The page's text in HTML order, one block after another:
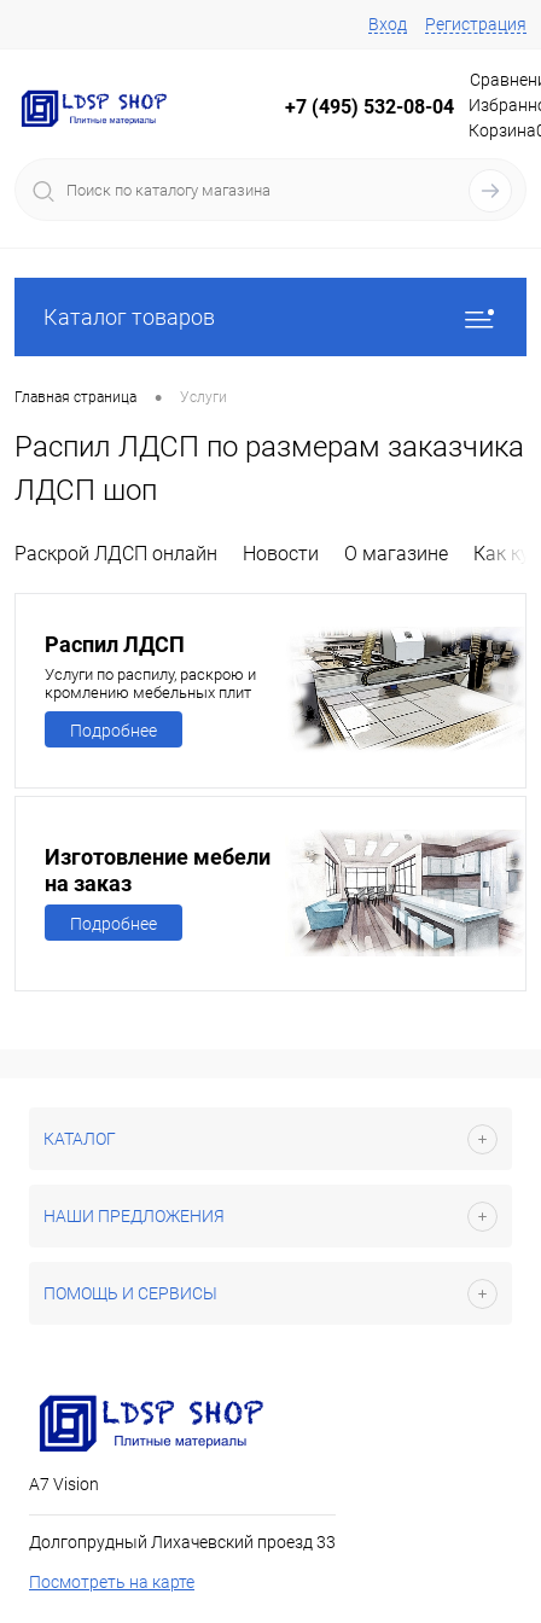
Вход Регистрация
+7 (495) 532-08-04
Корзина
Каталог товаров
Главная страница • Услуги
Распил ЛДСП по размерам заказчика
ЛДСП шоп
Раскрой ЛДСП онлайн Новости О магазине Как
Распил ЛДСП
Услуги по распилу, раскрою и
кромлению мебельных плит
Подробнее
Изготовление мебели
на заказ
Подробнее
КАТАЛОГ
НАШИ ПРЕДЛОЖЕНИЯ
ПОМОЩЬ И СЕРВИСЫ
А7 Vision
Долгопрудный Лихачевский проезд 33
Посмотреть на карте